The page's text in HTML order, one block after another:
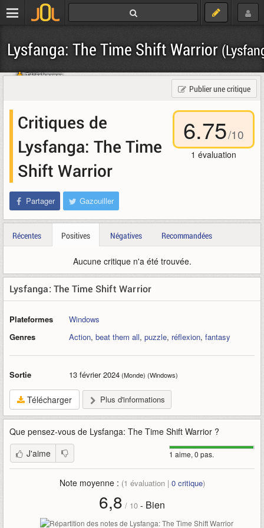
Lysfanga: The Time Shift Warrior
Télécharger
Publier une critique
6.75/10
1 évaluation
Critiques de
Lysfanga: The Time
Shift Warrior
Partager Gazouiller
Récentes Positives Négatives Recommandées
Aucune critique n'a été trouvée.
Lysfanga: The Time Shift Warrior
Plateformes
Windows
Genres
Action, beat them all, puzzle, réflexion, fantasy
Sortie 13 février 2024(Monde) (Windows)
Télécharger Plus d'informations
Que pensez-vous de Lysfanga: The Time Shift Warrior ?
1 aime, 0 pas.
J'aime
Note moyenne : (1 évaluation | 0critique)
6,8 / 10 - Bien